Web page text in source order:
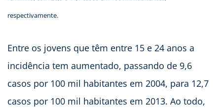
respectivamente.
Entre os jovens que têm entre 15 e 24 anos a
incidência tem aumentado, passando de 9,6
casos por 100 mil habitantes em 2004, para 12,7
casos por 100 mil habitantes em 2013. Ao todo,